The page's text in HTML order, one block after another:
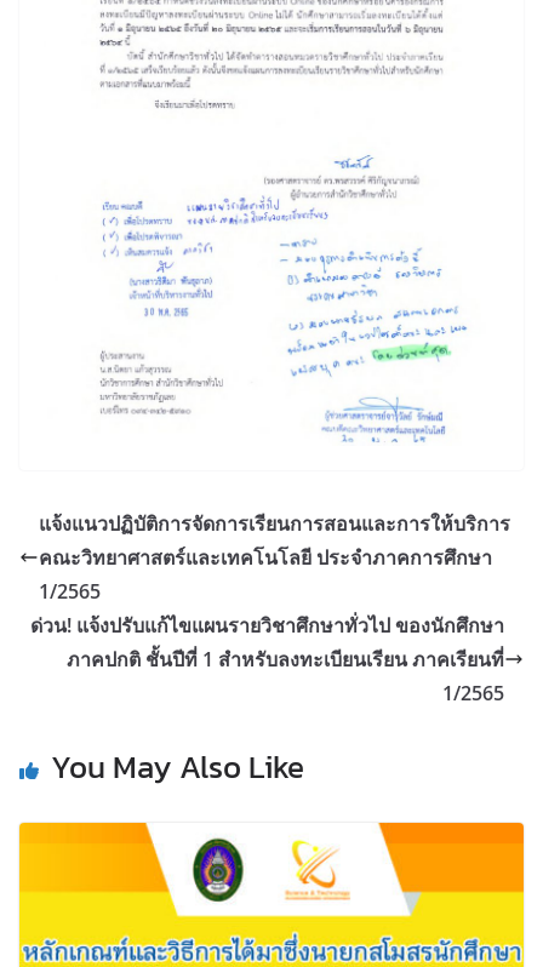
แจ้งแนวปฏิบัติการจัดการเรียนการสอนและการให้บริการ
คณะวิทยาศาสตร์และเทคโนโลยี ประจำภาคการศึกษา
1/2565
ด่วน! แจ้งปรับแก้ไขแผนรายวิชาศึกษาทั่วไป ของนักศึกษา
ภาคปกติ ชั้นปีที่ 1 สำหรับลงทะเบียนเรียน ภาคเรียนที่
1/2565
You May Also Like